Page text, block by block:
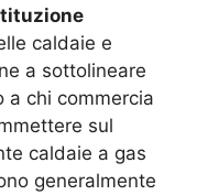
caldaie e
a sottolineare
a chi commercia
sul
caldaie a gas
generalmente